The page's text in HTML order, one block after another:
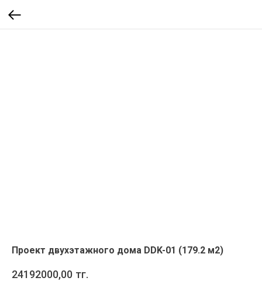
Проект двухэтажного дома DDK-01 (179.2 м2)
24192000,00 тг.